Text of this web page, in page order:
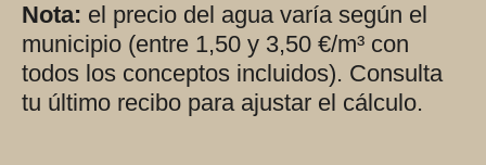
Nota: el precio del agua varía según el
municipio (entre 1,50 y 3,50 €/m³ con
todos los conceptos incluidos). Consulta
tu último recibo para ajustar el cálculo.